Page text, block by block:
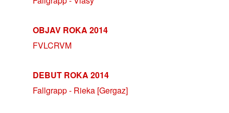
OBJAV ROKA 2014
FVLCRVM
DEBUT ROKA 2014
Fallgrapp - Rieka [Gergaz]